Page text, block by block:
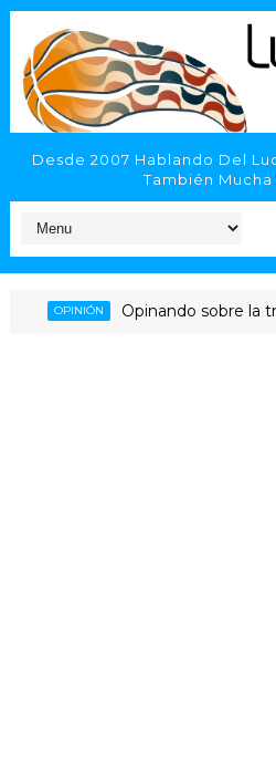
Desde 2007 Hablando Del
También Mucha
Opinando sobre la triste